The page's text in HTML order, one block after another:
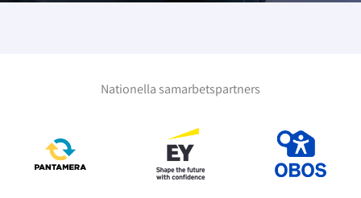
Nationella samarbetspartners